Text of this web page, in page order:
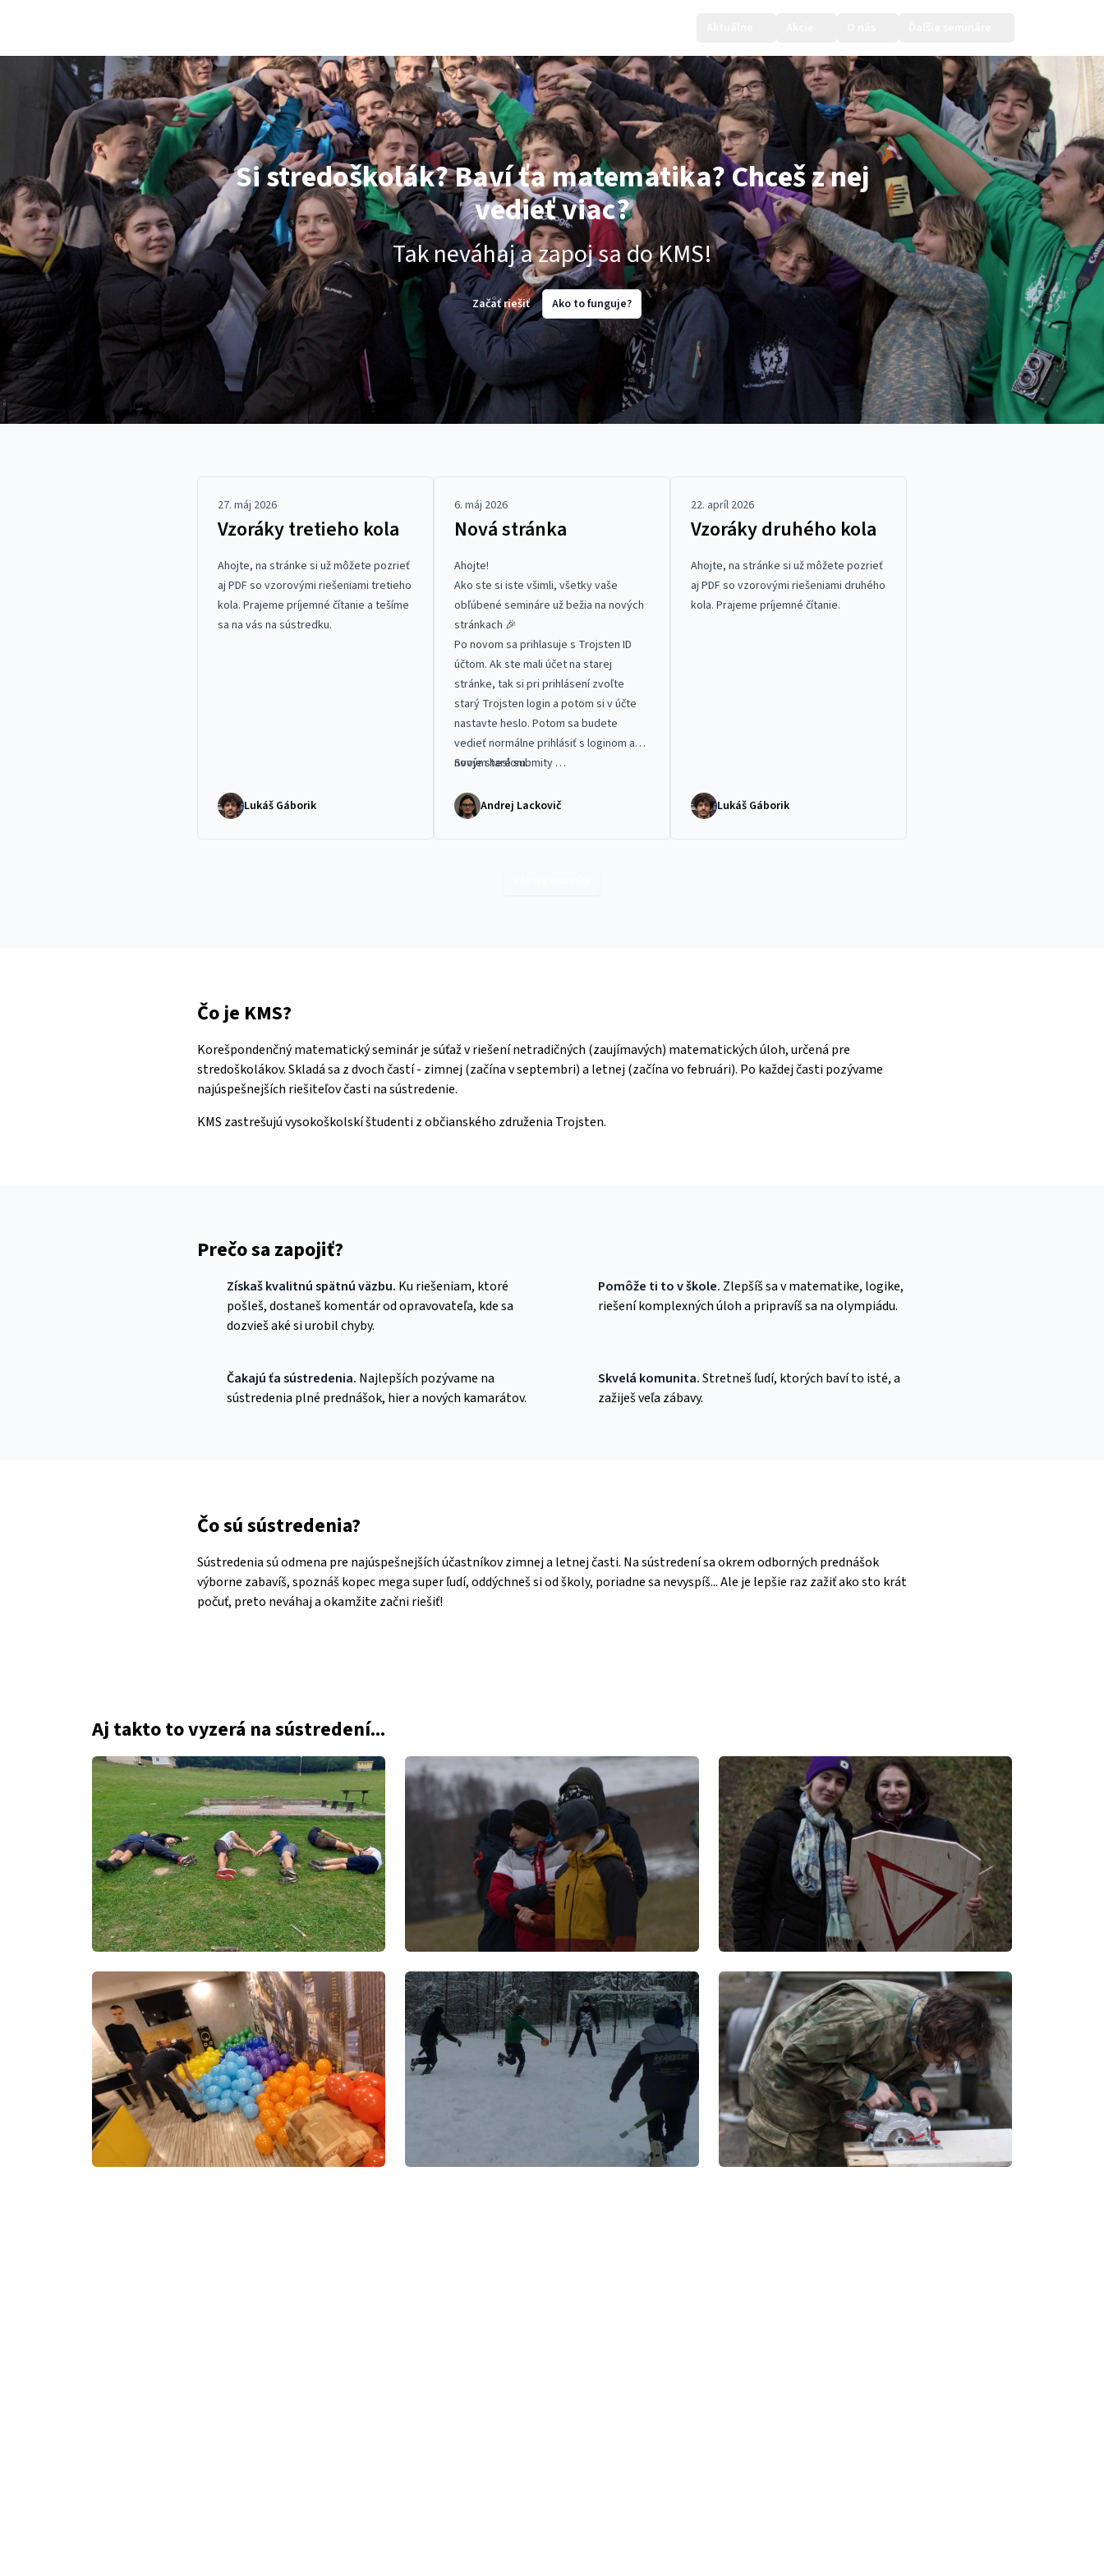
Si stredoškolák? Baví ťa matematika? Chceš z nej
vedieť viac?
Tak neváhaj a zapoj sa do KMS!
Začať riešiť Ako to funguje?
27. máj 2026
Vzoráky tretieho kola
Ahojte, na stránke si už môžete pozrieť
aj PDFso vzorovými riešeniami tretieho
kola. Prajeme príjemné čítanie a tešíme
sa na vás na sústredku.
Lukáš Gáborik
6. máj 2026
Nová stránka
Ahojte!
Ako ste si iste všimli, všetky vaše
obľúbené semináre už bežia na nových
stránkach 🎉
Po novom sa prihlasuje s Trojsten ID
účtom. Ak ste mali účet na starej
stránke, tak si pri prihlásení zvoľte
starý Trojsten login a potom si v účte
nastavte heslo. Potom sa budete
vedieť normálne prihlásiť s loginom a
novým heslom.
Svoje staré submity …
Andrej Lackovič
22. apríl 2026
Vzoráky druhého kola
Ahojte, na stránke si už môžete pozrieť
aj PDFso vzorovými riešeniami druhého
kola. Prajeme príjemné čítanie.
Lukáš Gáborik
Čo je KMS?
Korešpondenčný matematický seminár je súťaž v riešení netradičných (zaujímavých) matematických úloh, určená pre
stredoškolákov. Skladá sa z dvoch častí - zimnej (začína v septembri) a letnej (začína vo februári). Po každej časti pozývame
najúspešnejších riešiteľov časti na sústredenie.
KMS zastrešujú vysokoškolskí študenti z občianského združenia Trojsten.
Prečo sa zapojiť?
Získaš kvalitnú spätnú väzbu. Ku riešeniam, ktoré
pošleš, dostaneš komentár od opravovateľa, kde sa
dozvieš aké si urobil chyby.
Pomôže ti to v škole. Zlepšíš sa v matematike, logike,
riešení komplexných úloh a pripravíš sa na olympiádu.
Čakajú ťa sústredenia. Najlepších pozývame na
sústredenia plné prednášok, hier a nových kamarátov.
Skvelá komunita.Stretneš ľudí, ktorých baví to isté, a
zažiješ veľa zábavy.
Čo sú sústredenia?
Sústredenia sú odmena pre najúspešnejších účastníkov zimnej a letnej časti. Na sústredení sa okrem odborných prednášok
výborne zabavíš, spoznáš kopec mega super ľudí, oddýchneš si od školy, poriadne sa nevyspíš... Ale je lepšie raz zažiť ako sto krát
počuť, preto neváhaj a okamžite začni riešiť!
Aj takto to vyzerá na sústredení...